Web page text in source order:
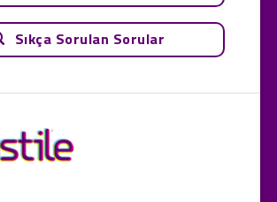
Sıkça Sorulan Sorular